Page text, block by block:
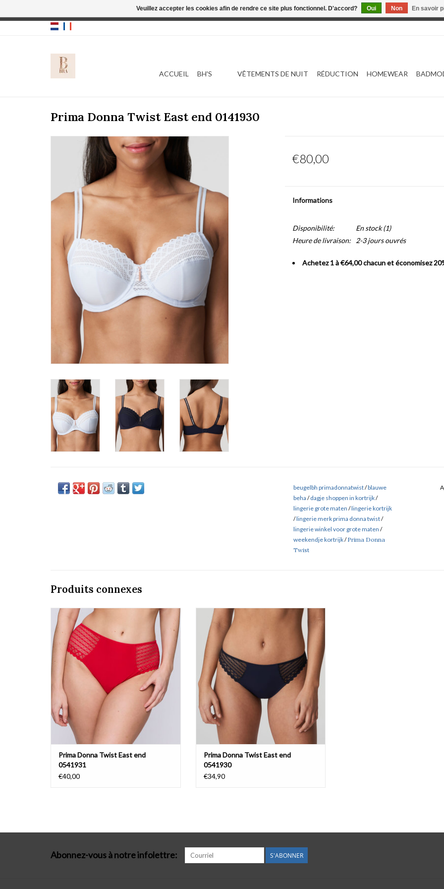
ACCUEIL BH'S VÊTEMENTS DE NUIT RÉDUCTION HOMEWEAR
Prima Donna Twist East end 0141930
€80,00
Informations
Disponibilité: En stock(1)
Heure de livraison:
2-3 jours ouvrés
Achetez 1 à €64,00 chacun et économisez
beugelbh primadonnatwist/blauwe
beha /dagje shoppen in kortrijk/
lingerie grote maten /lingerie kortrijk
/lingerie merk prima donna twist/
lingerie winkel voor grote maten /
weekendje kortrijk/Prima Donna
Twist
Produits connexes
Prima Donna Twist East end 0541931
AJOUTER AU PANIER
Prima Donna Twist East end
0541931
€40,00
Prima Donna Twist East end 0541930
Prima Donna Twist East end
0541930
€34,90
Abonnez-vous à notre infolettre: S'ABONNER
Veuillez accepter les cookies afin de rendre ce site plus fonctionnel. D'accord? Oui Non En savoir
Cette boutique est en construction. Toute commande passée ne sera ni